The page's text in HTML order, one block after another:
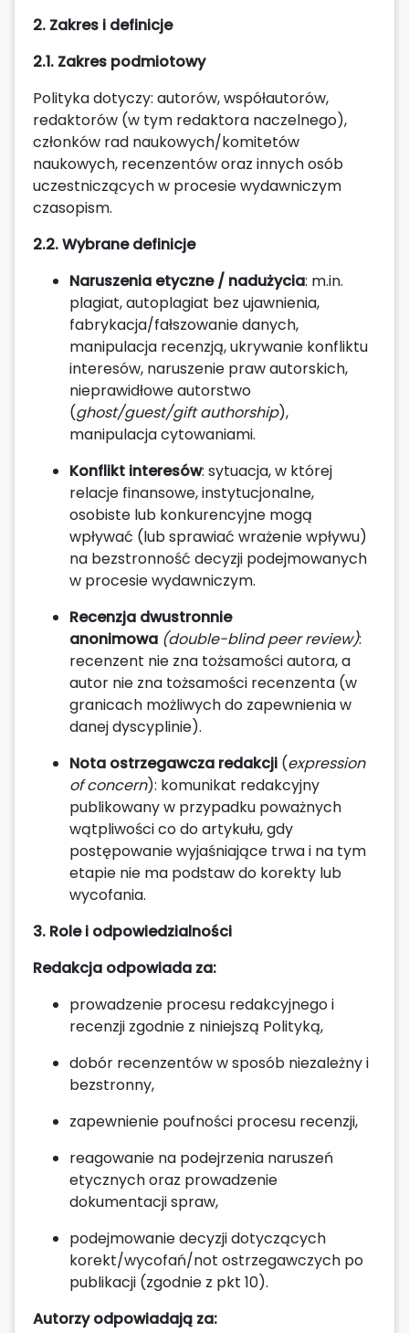
2. Zakres i definicje
2.1. Zakres podmiotowy
Polityka dotyczy: autorów, współautorów,
redaktorów (w tym redaktora naczelnego),
członków rad naukowych/komitetów
naukowych, recenzentów oraz innych osób
uczestniczących w procesie wydawniczym
czasopism.
2.2. Wybrane definicje
Naruszenia etyczne / nadużycia: m.in.
plagiat, autoplagiat bez ujawnienia,
fabrykacja/fałszowanie danych,
manipulacja recenzją, ukrywanie konfliktu
interesów, naruszenie praw autorskich,
nieprawidłowe autorstwo
(ghost/guest/gift authorship),
manipulacja cytowaniami.
Konflikt interesów: sytuacja, w której
relacje finansowe, instytucjonalne,
osobiste lub konkurencyjne mogą
wpływać (lub sprawiać wrażenie wpływu)
na bezstronność decyzji podejmowanych
w procesie wydawniczym.
Recenzja dwustronnie
anonimowa (double-blind peer review):
recenzent nie zna tożsamości autora, a
autor nie zna tożsamości recenzenta (w
granicach możliwych do zapewnienia w
danej dyscyplinie).
Nota ostrzegawcza redakcji (expression
of concern): komunikat redakcyjny
publikowany w przypadku poważnych
wątpliwości co do artykułu, gdy
postępowanie wyjaśniające trwa i na tym
etapie nie ma podstaw do korekty lub
wycofania.
3. Role i odpowiedzialności
Redakcja odpowiada za:
prowadzenie procesu redakcyjnego i
recenzji zgodnie z niniejszą Polityką,
dobór recenzentów w sposób niezależny i
bezstronny,
zapewnienie poufności procesu recenzji,
reagowanie na podejrzenia naruszeń
etycznych oraz prowadzenie
dokumentacji spraw,
podejmowanie decyzji dotyczących
korekt/wycofań/not ostrzegawczych po
publikacji (zgodnie z pkt 10).
Autorzy odpowiadają za: